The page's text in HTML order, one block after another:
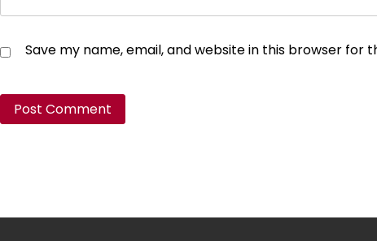
Save my name, email, and website in this browser for